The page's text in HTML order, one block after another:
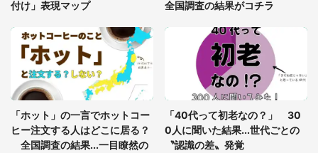
7万人驚がく 「お菓子売り場ならまだしも...」「ハ
ードル高い」
あまりにも四角すぎる猫、激写される 「これもう
座布団だろ」「食パンの耳」と1.4万人困惑
付け」表現マップ
全国調査の結果がコチラ
「ホット」の一言でホットコー
ヒー注文する人はどこに居る？
全国調査の結果...一目瞭然の
「40代って初老なの？」 30
0人に聞いた結果...世代ごとの
〝認識の差〟発覚